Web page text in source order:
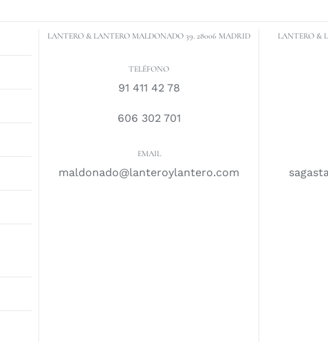
LANTERO & LANTERO MALDONADO 39. 28006 MADRID
TELÉFONO
91 411 42 78
606 302 701
EMAIL
maldonado@lanteroylantero.com
LANTERO &